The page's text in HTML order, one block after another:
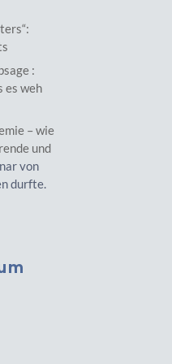
:
es weh
– wie
und
von
durfte.